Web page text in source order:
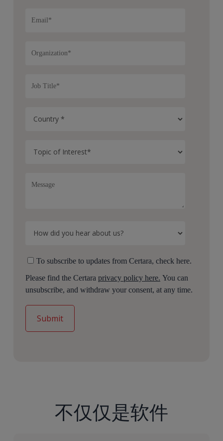
To subscribe to updates from Certara, check here.
Please find the Certaraprivacy policy here. You can
unsubscribe, and withdraw your consent, at any time.
不仅仅是软件